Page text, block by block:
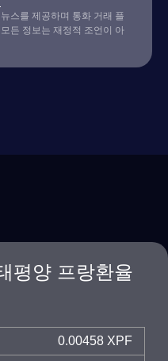
스를 제공하며 통화 거래 플
든 정보는 재정적 조언이 아
평양 프랑환율
0.00458 XPF